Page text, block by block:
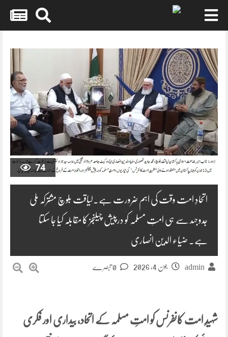
content
74
اتحادِ امت وقت کی اہم ضرورت ہے۔لیاقت بلوچ مشترکہ ملی
جدوجہد سے ہی امتِ مسلمہ کو درپیش چیلنجز کا مقابلہ کیا جا سکتا
ہے۔ ضیاء الدین انصاری
admin جون 4, 2026
شہیدِ امت کانفرنس کو امتِ مسلمہ کے اتحاد، بیداری اور فکری